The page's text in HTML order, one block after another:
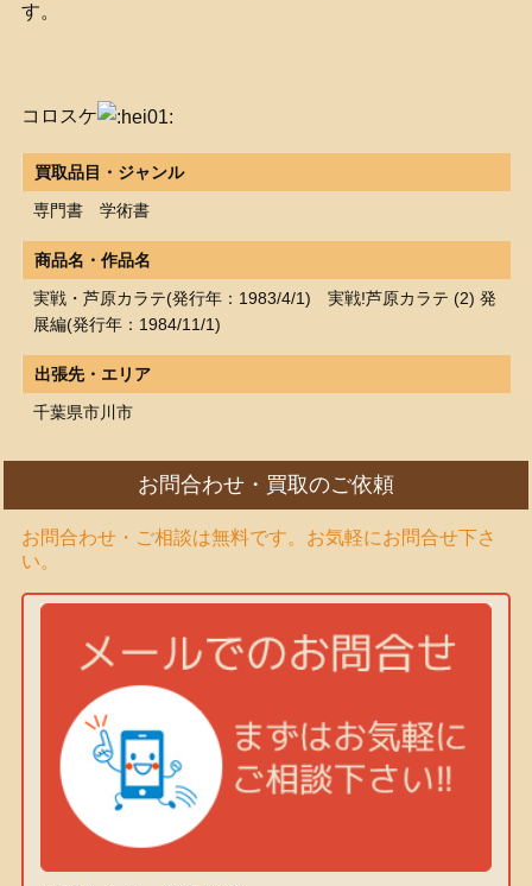
す。
コロスケ
買取品目・ジャンル
専門書 学術書
商品名・作品名
実戦・芦原カラテ(発行年：1983/4/1) 実戦!芦原カラテ (2) 発
展編(発行年：1984/11/1)
出張先・エリア
千葉県市川市
お問合わせ・買取のご依頼
お問合わせ・ご相談は無料です。お気軽にお問合せ下さ
い。